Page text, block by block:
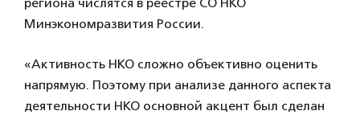
Минэкономразвития России.
«Активность НКО сложно объективно оценить
напрямую. Поэтому при анализе данного аспекта
деятельности НКО основной акцент был сделан